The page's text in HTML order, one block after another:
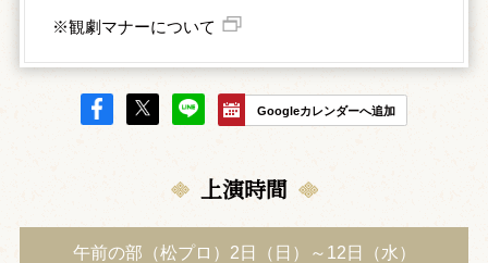
※観劇マナーについて
Googleカレンダーへ追加
上演時間
午前の部（松プロ）2日（日）～12日（水）